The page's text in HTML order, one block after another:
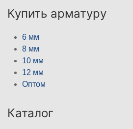
Купить арматуру
6 мм
8 мм
10 мм
12 мм
Оптом
Каталог